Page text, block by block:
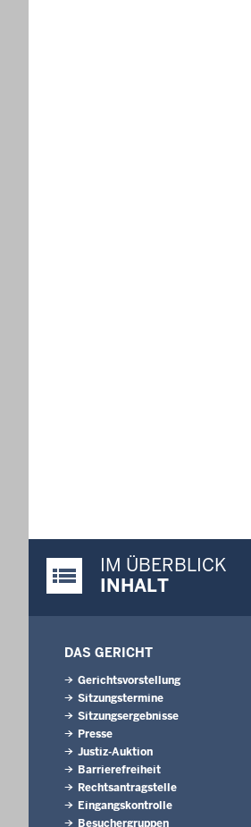
Justiz-Portal im Überblick:
IM ÜBERBLICK
INHALT
DAS GERICHT
Gerichtsvorstellung
Sitzungstermine
Sitzungsergebnisse
Presse
Justiz-Auktion
Barrierefreiheit
Rechtsantragstelle
Eingangskontrolle
Besuchergruppen